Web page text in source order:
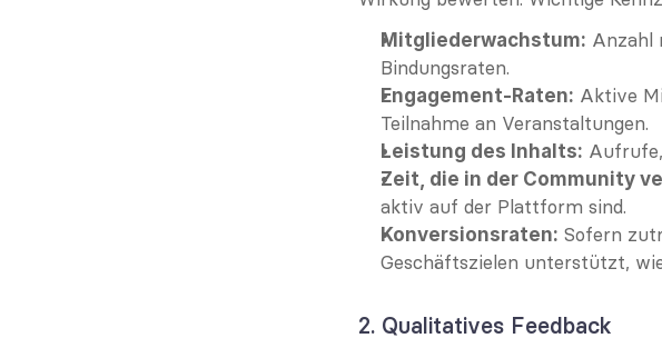
Mitgliederwachstum: Anzahl
Bindungsraten.
Engagement-Raten: Aktive
Teilnahme an Veranstaltungen.
Leistung des Inhalts:
Zeit, die in der Community
aktiv auf der Plattform sind.
Konversionsraten: Sofern
Geschäftszielen unterstützt,
2. Qualitatives Feedback